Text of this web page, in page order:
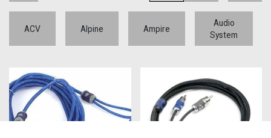
ACV Alpine Ampire
Audio
System